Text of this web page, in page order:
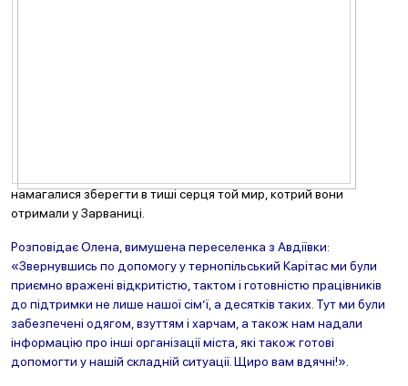
намагалися зберегти в тиші серця той мир, котрий вони
отримали у Зарваниці.
Розповідає Олена, вимушена переселенка з Авдіївки:
«Звернувшись по допомогу у тернопільський Карітас ми були
приємно вражені відкритістю, тактом і готовністю працівників
до підтримки не лише нашої сім’ї, а десятків таких. Тут ми були
забезпечені одягом, взуттям і харчам, а також нам надали
інформацію про інші організації міста, які також готові
допомогти у нашій складній ситуації. Щиро вам вдячні!».